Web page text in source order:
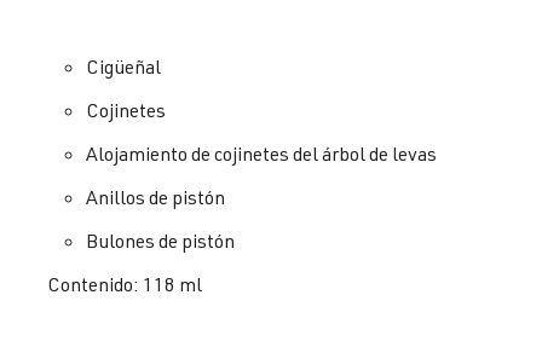
Cigüeñal
Cojinetes
Alojamiento de cojinetes del árbol de levas
Anillos de pistón
Bulones de pistón
Contenido: 118 ml